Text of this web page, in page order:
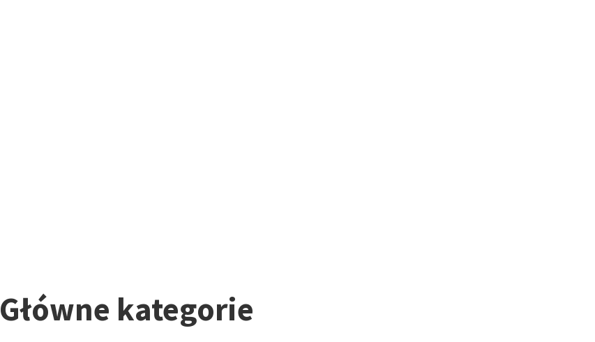
Główne kategorie